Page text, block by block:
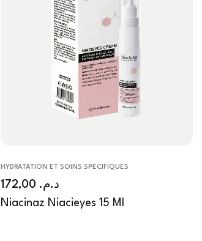
HYDRATATION ET SOINS SPECIFIQUES
Niacinaz Niacieyes 15 Ml
د.م.